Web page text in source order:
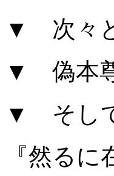
▼ 次々と
▼ 偽本尊
▼ そして
『然る